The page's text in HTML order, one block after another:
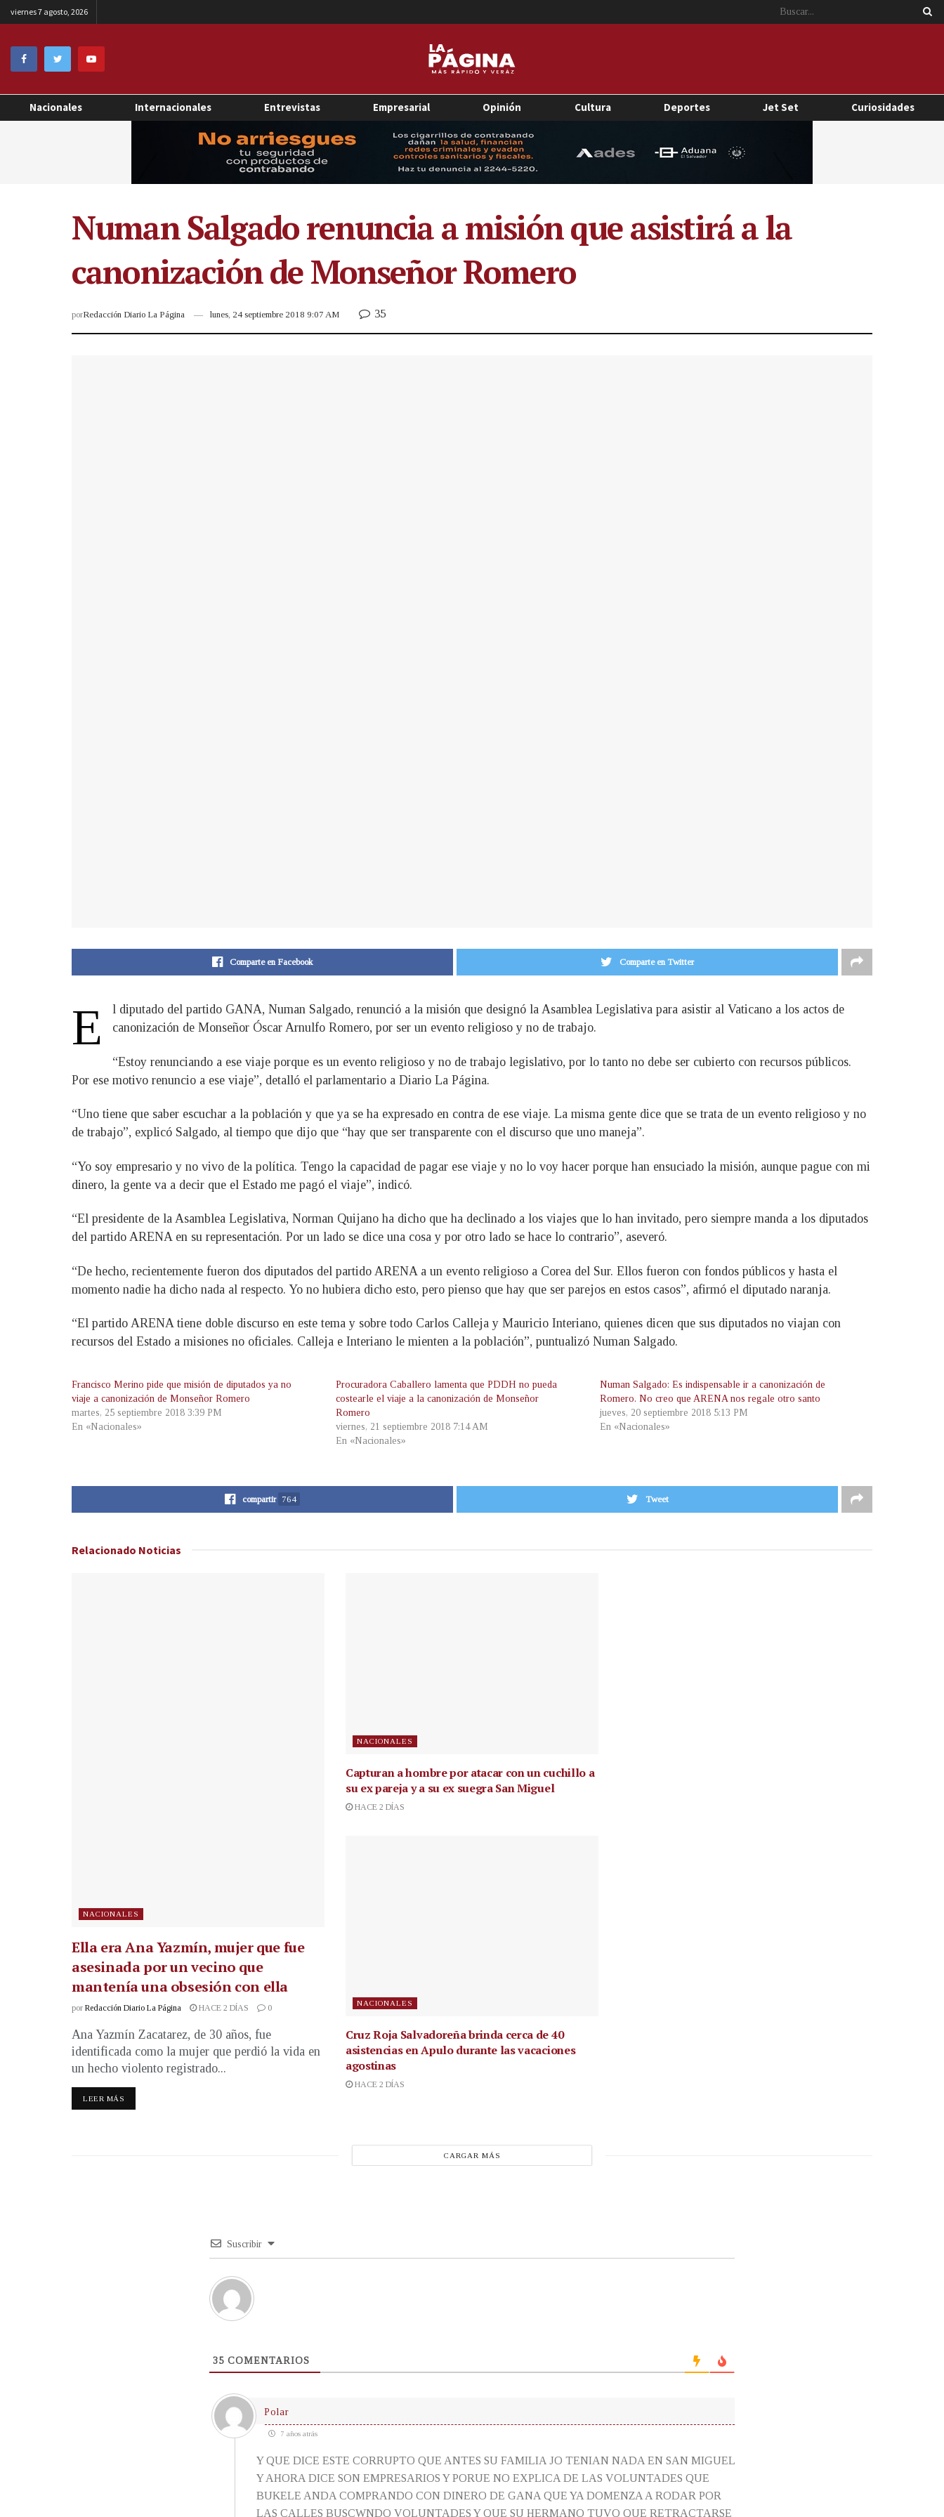
viernes 7 agosto, 2026
Nacionales Internacionales Entrevistas Empresarial Opinión Cultura Deportes Jet Set Curiosidades
Numan Salgado renuncia a misión que asistirá a la
canonización de Monseñor Romero
porRedacción Diario La Página lunes, 24 septiembre 2018 9:07 AM 35
Comparte en Facebook Comparte en Twitter
E
l diputado del partido GANA, Numan Salgado, renunció a la misión que designó la Asamblea Legislativa para asistir al Vaticano a los actos de
canonización de Monseñor Óscar Arnulfo Romero, por ser un evento religioso y no de trabajo.
“Estoy renunciando a ese viaje porque es un evento religioso y no de trabajo legislativo, por lo tanto no debe ser cubierto con recursos públicos.
Por ese motivo renuncio a ese viaje”, detalló el parlamentario a Diario La Página.
“Uno tiene que saber escuchar a la población y que ya se ha expresado en contra de ese viaje. La misma gente dice que se trata de un evento religioso y no
de trabajo”, explicó Salgado, al tiempo que dijo que “hay que ser transparente con el discurso que uno maneja”.
“Yo soy empresario y no vivo de la política. Tengo la capacidad de pagar ese viaje y no lo voy hacer porque han ensuciado la misión, aunque pague con mi
dinero, la gente va a decir que el Estado me pagó el viaje”, indicó.
“El presidente de la Asamblea Legislativa, Norman Quijano ha dicho que ha declinado a los viajes que lo han invitado, pero siempre manda a los diputados
del partido ARENA en su representación. Por un lado se dice una cosa y por otro lado se hace lo contrario”, aseveró.
“De hecho, recientemente fueron dos diputados del partido ARENA a un evento religioso a Corea del Sur. Ellos fueron con fondos públicos y hasta el
momento nadie ha dicho nada al respecto. Yo no hubiera dicho esto, pero pienso que hay que ser parejos en estos casos”, afirmó el diputado naranja.
“El partido ARENA tiene doble discurso en este tema y sobre todo Carlos Calleja y Mauricio Interiano, quienes dicen que sus diputados no viajan con
recursos del Estado a misiones no oficiales. Calleja e Interiano le mienten a la población”, puntualizó Numan Salgado.
Francisco Merino pide que misión de diputados ya no
viaje a canonización de Monseñor Romero
martes, 25 septiembre 2018 3:39 PM
En «Nacionales»
Procuradora Caballero lamenta que PDDH no pueda
costearle el viaje a la canonización de Monseñor
Romero
viernes, 21 septiembre 2018 7:14 AM
En «Nacionales»
Numan Salgado: Es indispensable ir a canonización de
Romero. No creo que ARENA nos regale otro santo
jueves, 20 septiembre 2018 5:13 PM
En «Nacionales»
compartir 764 Tweet
Relacionado Noticias
NACIONALES
Ella era Ana Yazmín, mujer que fue
asesinada por un vecino que
mantenía una obsesión con ella
por Redacción Diario La Página HACE 2 DÍAS 0
Ana Yazmín Zacatarez, de 30 años, fue
identificada como la mujer que perdió la vida en
un hecho violento registrado...
LEER MÁS
NACIONALES
Capturan a hombre por atacar con un cuchillo a
su ex pareja y a su ex suegra San Miguel
HACE 2 DÍAS
NACIONALES
Cruz Roja Salvadoreña brinda cerca de 40
asistencias en Apulo durante las vacaciones
agostinas
HACE 2 DÍAS
CARGAR MÁS
Suscribir
35 COMENTARIOS
Polar
7 años atrás
Y QUE DICE ESTE CORRUPTO QUE ANTES SU FAMILIA JO TENIAN NADA EN SAN MIGUEL
Y AHORA DICE SON EMPRESARIOS Y PORUE NO EXPLICA DE LAS VOLUNTADES QUE
BUKELE ANDA COMPRANDO CON DINERO DE GANA QUE YA DOMENZA A RODAR POR
LAS CALLES BUSCWNDO VOLUNTADES Y QUE SU HERMANO TUVO QUE RETRACTARSE